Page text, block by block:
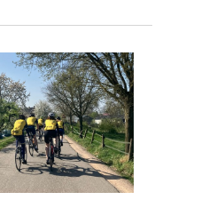
Zoeken
en
navigatie